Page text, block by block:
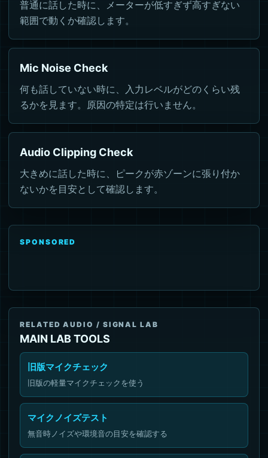
普通に話した時に、メーターが低すぎず高すぎない
範囲で動くか確認します。
Mic Noise Check
何も話していない時に、入力レベルがどのくらい残
るかを見ます。原因の特定は行いません。
Audio Clipping Check
大きめに話した時に、ピークが赤ゾーンに張り付か
ないかを目安として確認します。
SPONSORED
RELATED AUDIO / SIGNAL LAB
MAIN LAB TOOLS
旧版マイクチェック
旧版の軽量マイクチェックを使う
マイクノイズテスト
無音時ノイズや環境音の目安を確認する